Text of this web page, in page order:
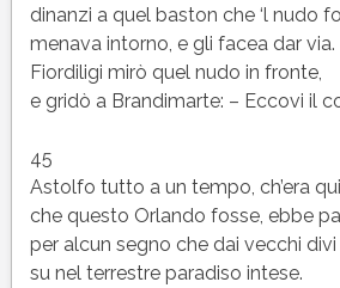
dinanzi a quel baston che ‘l nudo
menava intorno, e gli facea dar via.
Fiordiligi mirò quel nudo in fronte,
e gridò a Brandimarte: – Eccovi il
45
Astolfo tutto a un tempo, ch’era
che questo Orlando fosse, ebbe
per alcun segno che dai vecchi divi
su nel terrestre paradiso intese.